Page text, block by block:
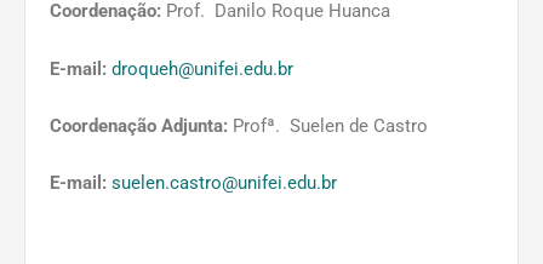
Coordenação: Prof. Danilo Roque Huanca
E-mail: droqueh@unifei.edu.br
Coordenação Adjunta: Profª. Suelen de Castro
E-mail: suelen.castro@unifei.edu.br